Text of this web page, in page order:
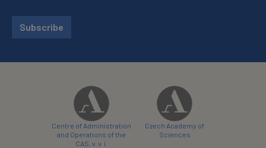
Subscribe
Centre of Administration
and Operations of the
CAS, v. v. i.
Czech Academy of
Sciences